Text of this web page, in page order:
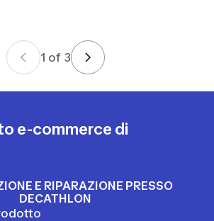
1 of 3
e-commerce di
E RIPARAZIONE PRESSO
DECATHLON